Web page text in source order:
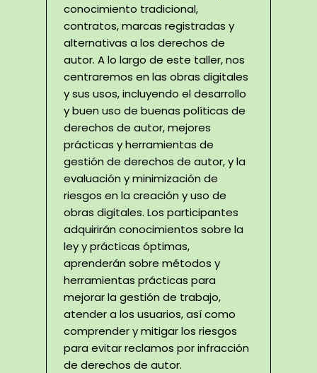
conocimiento tradicional,
contratos, marcas registradas y
alternativas a los derechos de
autor. A lo largo de este taller, nos
centraremos en las obras digitales
y sus usos, incluyendo el desarrollo
y buen uso de buenas políticas de
derechos de autor, mejores
prácticas y herramientas de
gestión de derechos de autor, y la
evaluación y minimización de
riesgos en la creación y uso de
obras digitales. Los participantes
adquirirán conocimientos sobre la
ley y prácticas óptimas,
aprenderán sobre métodos y
herramientas prácticas para
mejorar la gestión de trabajo,
atender a los usuarios, así como
comprender y mitigar los riesgos
para evitar reclamos por infracción
de derechos de autor.